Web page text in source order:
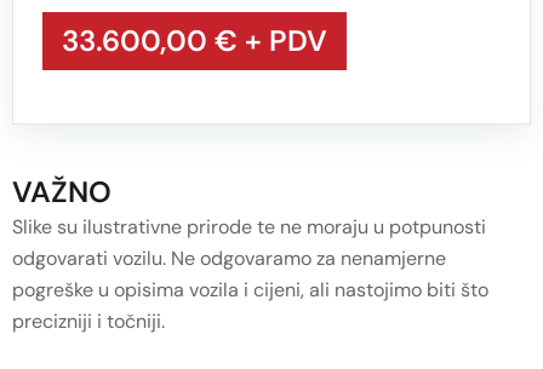
33.600,00 € + PDV
VAŽNO
Slike su ilustrativne prirode te ne moraju u potpunosti
odgovarati vozilu. Ne odgovaramo za nenamjerne
pogreške u opisima vozila i cijeni, ali nastojimo biti što
precizniji i točniji.